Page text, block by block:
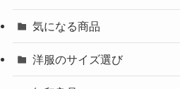
気になる商品
洋服のサイズ選び